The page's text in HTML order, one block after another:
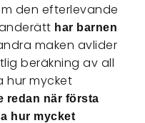
den efterlevande
har barnen
maken avlider
beräkning av all
hur mycket
redan när första
hur mycket